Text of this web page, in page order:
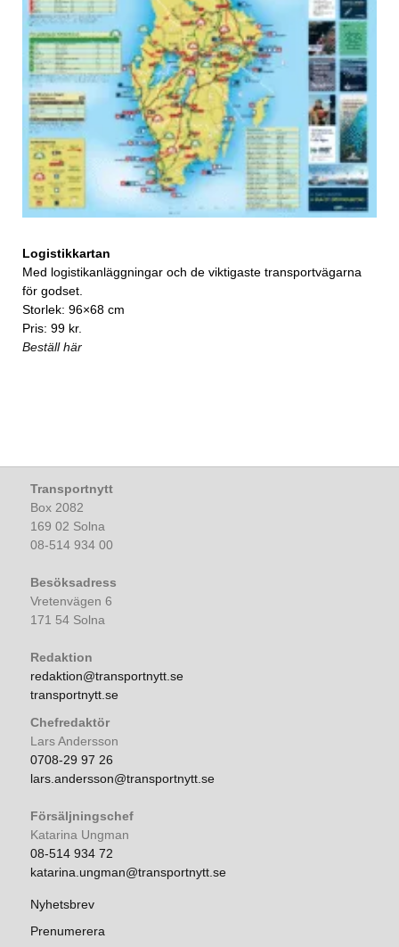
Logistikkartan
Med logistikanläggningar och de viktigaste transportvägarna
för godset.
Storlek: 96×68 cm
Pris: 99 kr.
Beställ här
Transportnytt
Box 2082
169 02 Solna
08-514 934 00
Besöksadress
Vretenvägen 6
171 54 Solna
Redaktion
redaktion@transportnytt.se
transportnytt.se
Chefredaktör
Lars Andersson
0708-29 97 26
lars.andersson@transportnytt.se
Försäljningschef
Katarina Ungman
08-514 934 72
katarina.ungman@transportnytt.se
Nyhetsbrev
Prenumerera